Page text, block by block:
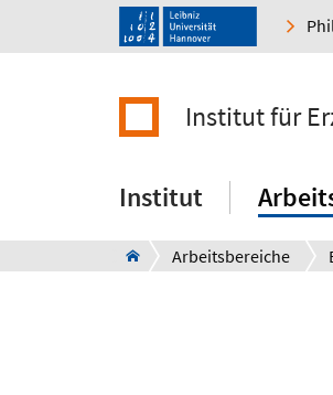
Institut für
Institut
Arbeitsbereiche